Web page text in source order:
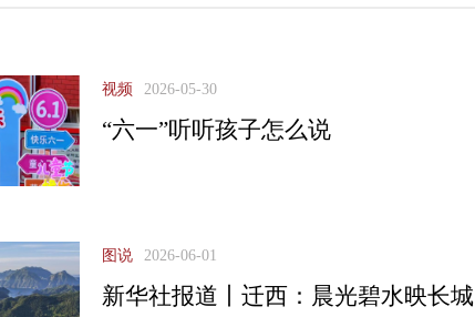
视频 2026-05-30
“六一”听听孩子怎么说
图说 2026-06-01
新华社报道丨迁西：晨光碧水映长城